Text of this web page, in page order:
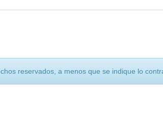
reservados, a menos que se indique lo